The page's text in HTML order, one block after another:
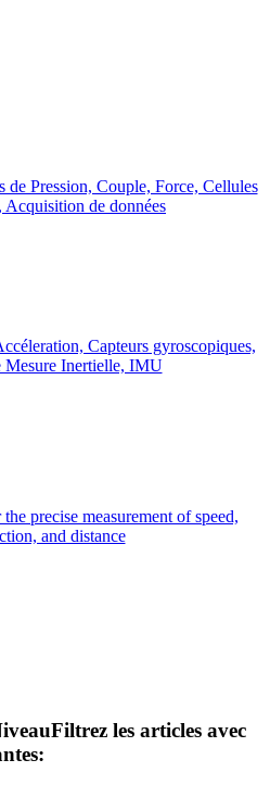
de Pression, Couple, Force, Cellules
Acquisition de données
Capteurs gyroscopiques,
Mesure Inertielle, IMU
precise measurement of speed,
and distance
Filtrez les articles avec